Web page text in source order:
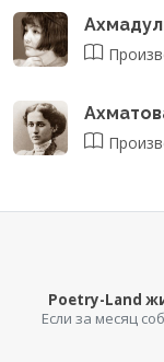
Poetry-Land
Если за месяц